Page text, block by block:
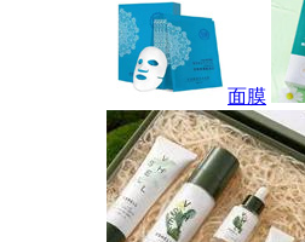
面膜